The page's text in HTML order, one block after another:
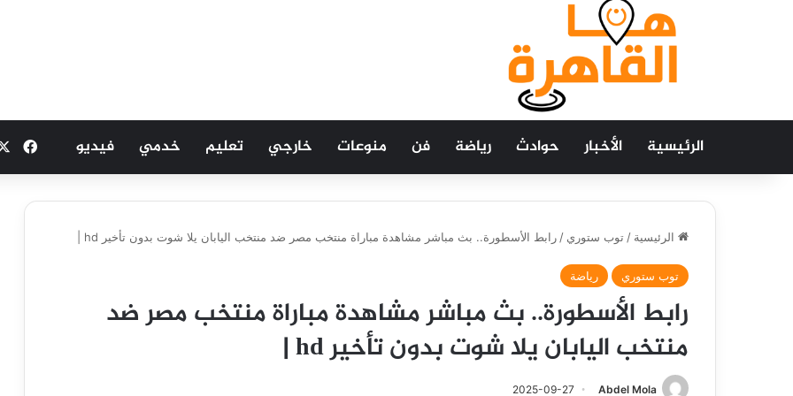
الرئيسية الأخبار حوادث رياضة فن منوعات خارجي تعليم خدمي فيديو
الرئيسية / توب ستوري / رابط الأسطورة.. بث مباشر مشاهدة مباراة منتخب مصر ضد منتخب اليابان يلا شوت بدون تأخير hd |
توب ستوري رياضة
رابط الأسطورة.. بث مباشر مشاهدة مباراة منتخب مصر ضد
منتخب اليابان يلا شوت بدون تأخير hd |
Abdel Mola
2025-09-27